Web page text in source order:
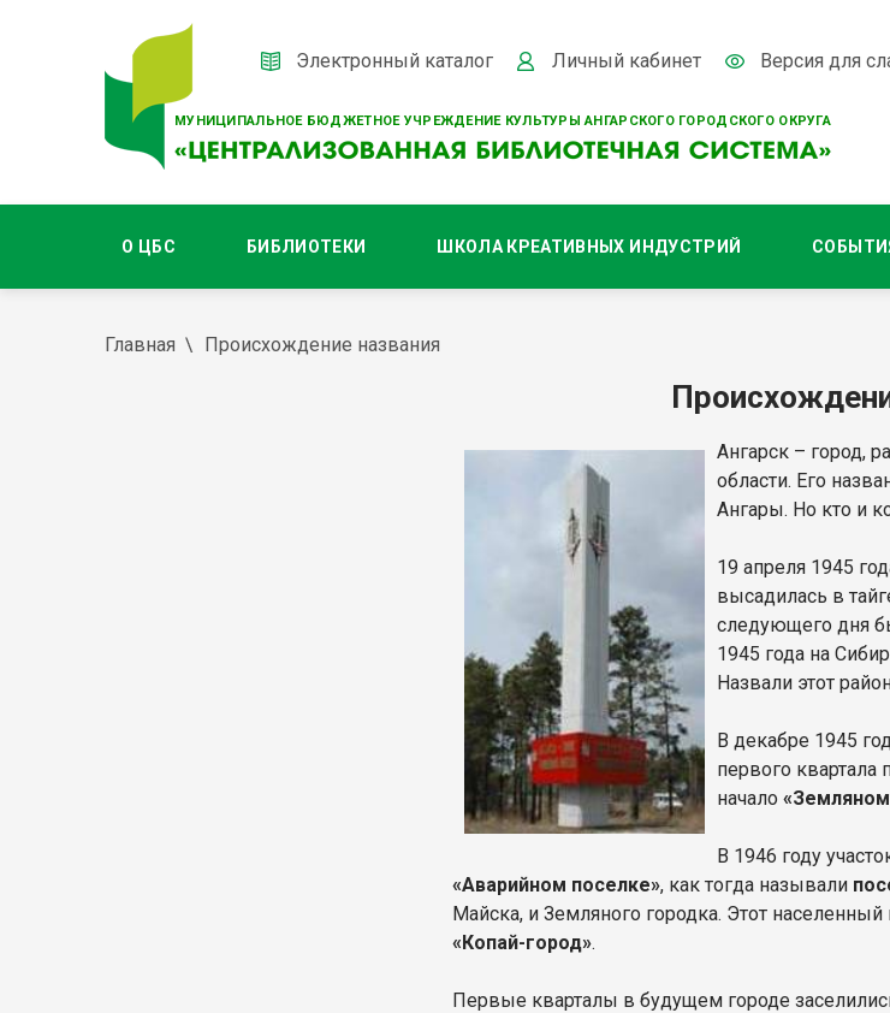
МУНИЦИПАЛЬНОЕ БЮДЖЕТНОЕ УЧРЕЖДЕНИЕ КУЛЬТУРЫ АНГАРСКОГО ГОРОДСКОГО ОКРУГА
Электронный каталог Личный кабинет Версия для
О ЦБС БИБЛИОТЕКИ ШКОЛА КРЕАТИВНЫХ ИНДУСТРИЙ
Главная Происхождение названия
Ангарск – город,
области. Его
Ангары. Но кто и
19 апреля 1945
высадилась в
следующего дня
1945 года на
Назвали этот
В декабре 1945
первого квартала
начало
В 1946 году
«Аварийном поселке», как тогда называли
Майска, и Земляного городка. Этот
«Копай-город».
Первые кварталы в будущем городе